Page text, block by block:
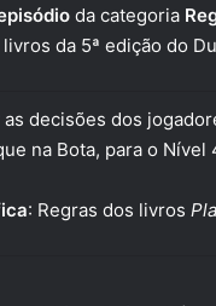
da categoria
da 5ª edição do
decisões dos
na Bota, para o Nível
: Regras dos livros